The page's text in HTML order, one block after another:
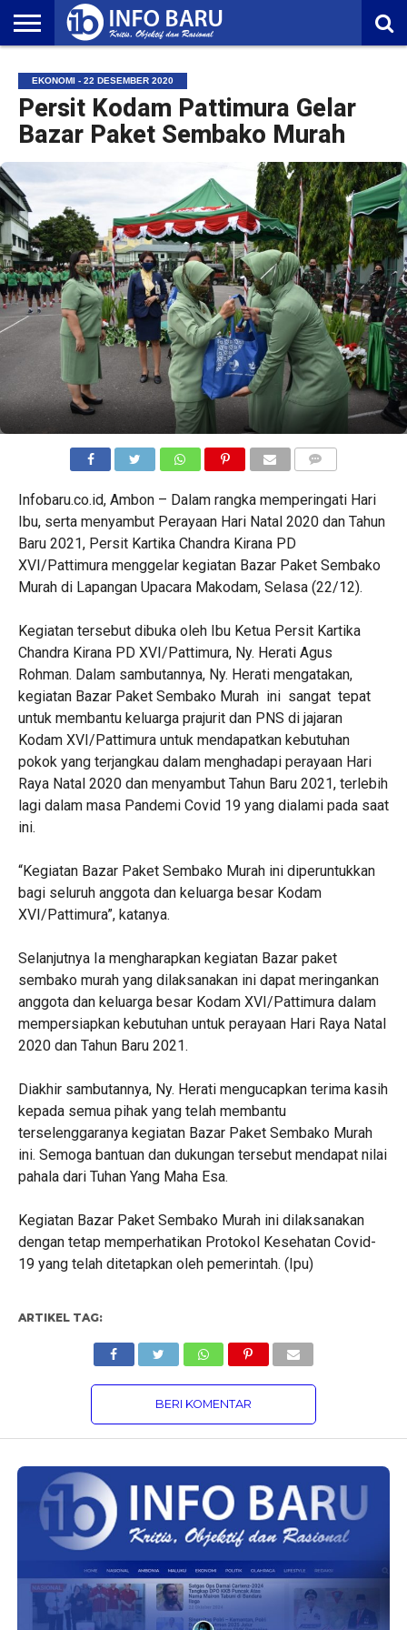
NASIONAL
AMBONIA
MALUKU
EKONOMI
POLITIK
OLAHRAGA
LIFESTYLE
REDAKSI
EKONOMI - 22 DESEMBER 2020
Persit Kodam Pattimura Gelar
Bazar Paket Sembako Murah
Infobaru.co.id, Ambon – Dalam rangka memperingati Hari
Ibu, serta menyambut Perayaan Hari Natal 2020 dan Tahun
Baru 2021, Persit Kartika Chandra Kirana PD
XVI/Pattimura menggelar kegiatan Bazar Paket Sembako
Murah di Lapangan Upacara Makodam, Selasa (22/12).
Kegiatan tersebut dibuka oleh Ibu Ketua Persit Kartika
Chandra Kirana PD XVI/Pattimura, Ny. Herati Agus
Rohman. Dalam sambutannya, Ny. Herati mengatakan,
kegiatan Bazar Paket Sembako Murah ini sangat tepat
untuk membantu keluarga prajurit dan PNS di jajaran
Kodam XVI/Pattimura untuk mendapatkan kebutuhan
pokok yang terjangkau dalam menghadapi perayaan Hari
Raya Natal 2020 dan menyambut Tahun Baru 2021, terlebih
lagi dalam masa Pandemi Covid 19 yang dialami pada saat
ini.
“Kegiatan Bazar Paket Sembako Murah ini diperuntukkan
bagi seluruh anggota dan keluarga besar Kodam
XVI/Pattimura”, katanya.
Selanjutnya Ia mengharapkan kegiatan Bazar paket
sembako murah yang dilaksanakan ini dapat meringankan
anggota dan keluarga besar Kodam XVI/Pattimura dalam
mempersiapkan kebutuhan untuk perayaan Hari Raya Natal
2020 dan Tahun Baru 2021.
Diakhir sambutannya, Ny. Herati mengucapkan terima kasih
kepada semua pihak yang telah membantu
terselenggaranya kegiatan Bazar Paket Sembako Murah
ini. Semoga bantuan dan dukungan tersebut mendapat nilai
pahala dari Tuhan Yang Maha Esa.
Kegiatan Bazar Paket Sembako Murah ini dilaksanakan
dengan tetap memperhatikan Protokol Kesehatan Covid-
19 yang telah ditetapkan oleh pemerintah. (Ipu)
ARTIKEL TAG:
BERI KOMENTAR